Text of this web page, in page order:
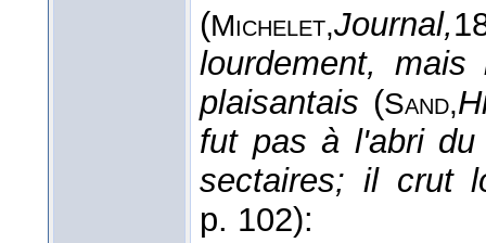
(Michelet,Journal,
lourdement,
plaisantais (Sand,
fut pas à l'abri
sectaires; il crut
p. 102):